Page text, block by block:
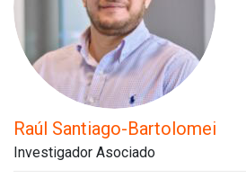
Raúl Santiago-Bartolomei
Investigador Asociado